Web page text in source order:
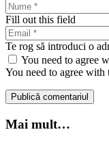
Fill out this field
Te rog să introduci o
You need to agree
You need to agree with
Publică comentariul
Mai mult…